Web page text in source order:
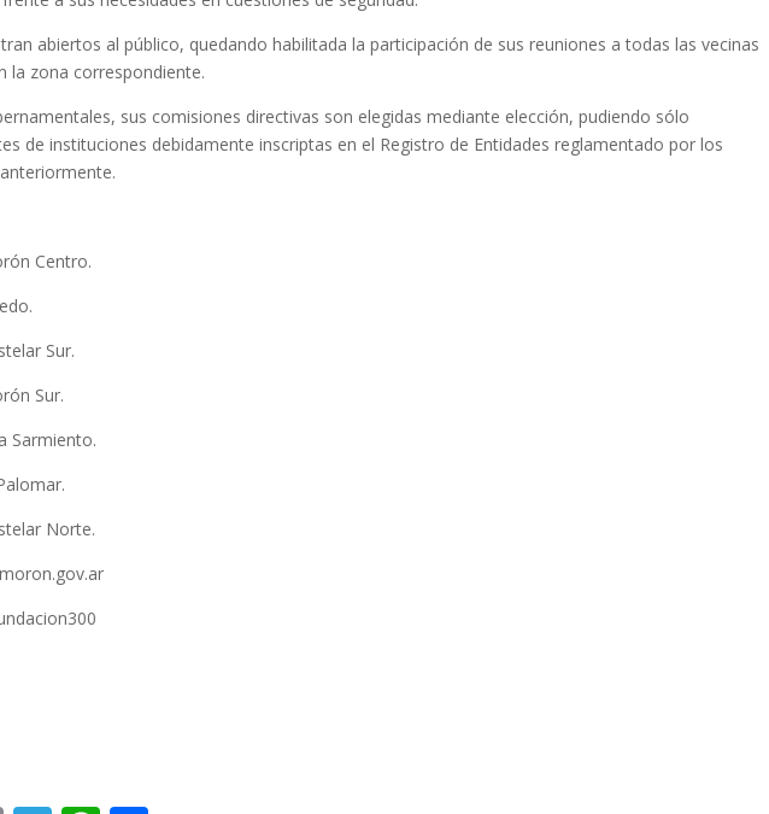
abiertos al público, quedando habilitada la participación de sus reuniones a todas las vecinas
la zona correspondiente.
sus comisiones directivas son elegidas mediante elección, pudiendo sólo
de instituciones debidamente inscriptas en el Registro de Entidades reglamentado por los
Centro.
Sur.
Sur.
Sarmiento.
Norte.